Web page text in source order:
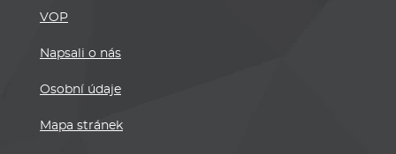
VOP
Napsali o nás
Osobní údaje
Mapa stránek